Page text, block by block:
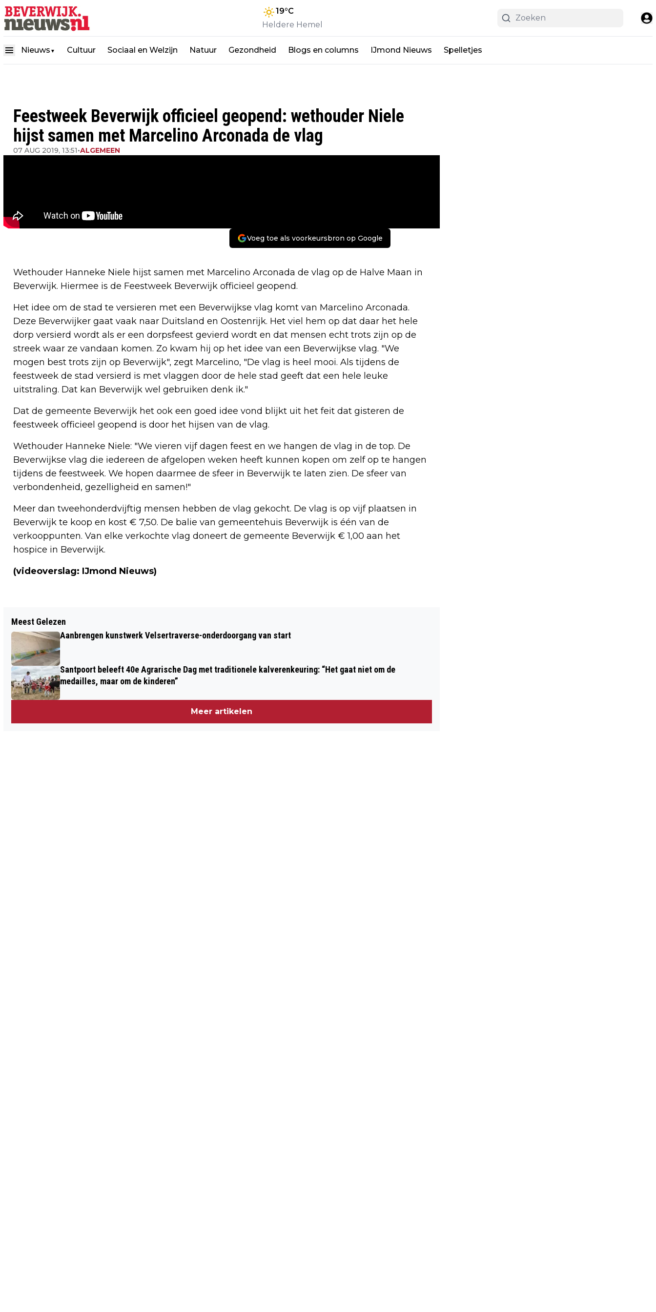
19°C
Heldere Hemel
Nieuws ▼ Cultuur Sociaal en Welzijn Natuur Gezondheid Blogs en columns IJmond Nieuws Spelletjes
Feestweek Beverwijk officieel geopend: wethouder Niele
hijst samen met Marcelino Arconada de vlag
07 AUG 2019, 13:51•ALGEMEEN
Voeg toe als voorkeursbron op Google
Wethouder Hanneke Niele hijst samen met Marcelino Arconada de vlag op de Halve Maan in
Beverwijk. Hiermee is de Feestweek Beverwijk officieel geopend.
Het idee om de stad te versieren met een Beverwijkse vlag komt van Marcelino Arconada.
Deze Beverwijker gaat vaak naar Duitsland en Oostenrijk. Het viel hem op dat daar het hele
dorp versierd wordt als er een dorpsfeest gevierd wordt en dat mensen echt trots zijn op de
streek waar ze vandaan komen. Zo kwam hij op het idee van een Beverwijkse vlag. "We
mogen best trots zijn op Beverwijk", zegt Marcelino, "De vlag is heel mooi. Als tijdens de
feestweek de stad versierd is met vlaggen door de hele stad geeft dat een hele leuke
uitstraling. Dat kan Beverwijk wel gebruiken denk ik."
Dat de gemeente Beverwijk het ook een goed idee vond blijkt uit het feit dat gisteren de
feestweek officieel geopend is door het hijsen van de vlag.
Wethouder Hanneke Niele: "We vieren vijf dagen feest en we hangen de vlag in de top. De
Beverwijkse vlag die iedereen de afgelopen weken heeft kunnen kopen om zelf op te hangen
tijdens de feestweek. We hopen daarmee de sfeer in Beverwijk te laten zien. De sfeer van
verbondenheid, gezelligheid en samen!"
Meer dan tweehonderdvijftig mensen hebben de vlag gekocht. De vlag is op vijf plaatsen in
Beverwijk te koop en kost € 7,50. De balie van gemeentehuis Beverwijk is één van de
verkooppunten. Van elke verkochte vlag doneert de gemeente Beverwijk € 1,00 aan het
hospice in Beverwijk.
(videoverslag: IJmond Nieuws)
CBS: PRIJS VOOR DAGJE UIT STIJGT
HARDER DAN GEMIDDELD
TIJDENS EK WIELRENNEN IN ALKMAAR
Meest Gelezen
Aanbrengen kunstwerk Velsertraverse-onderdoorgang van start
Santpoort beleeft 40e Agrarische Dag met traditionele kalverenkeuring: “Het gaat niet om de
medailles, maar om de kinderen”
Meer artikelen